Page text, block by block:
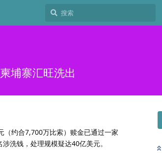
埔寨汇旺洗出
（约合7,700万比索）赎金已通过一家
洗钱，处理规模疑达40亿美元。